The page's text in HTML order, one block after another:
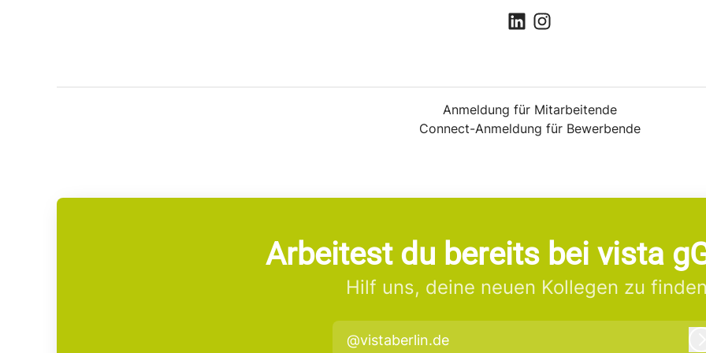
Anmeldung für Mitarbeitende
Connect-Anmeldung für Bewerbende
Arbeitest du bereits bei vista
Hilf uns, deine neuen Kollegen zu
@vistaberlin.de